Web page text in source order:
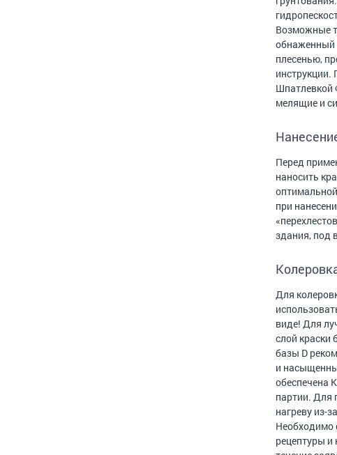
Возможные
обнаженный
плесенью,
Шпатлевкой
мелящие и
Перед
наносить
при
здания, под
Для
виде! Для
слой краски
базы D
и
обеспечена
партии. Для
нагреву из-
Необходимо
рецептуры и